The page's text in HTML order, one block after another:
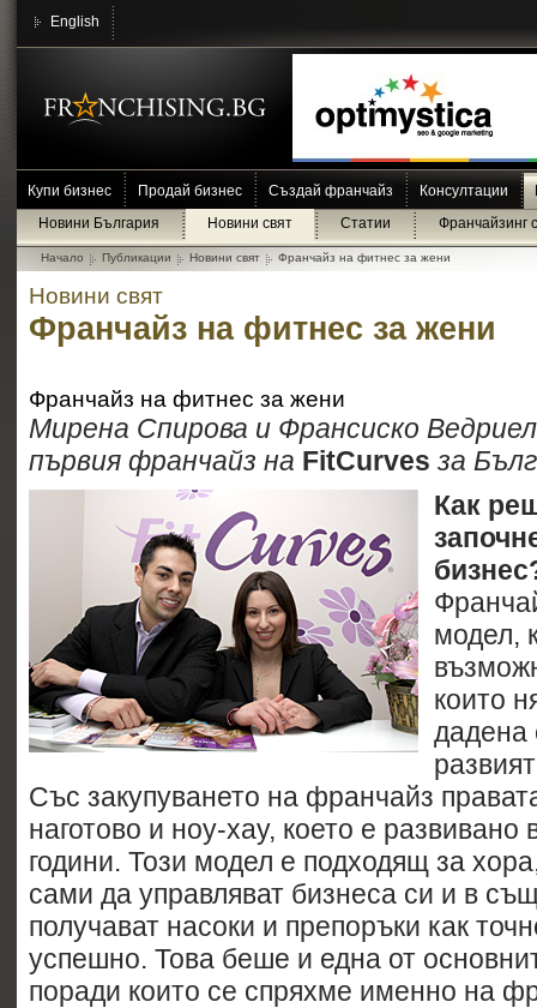
English
Купи бизнес Продай бизнес Създай франчайз Консултации
Новини България
Новини свят Статии Франчайзинг
Начало Публикации Новини свят Франчайз на фитнес за жени
Новини свят
Франчайз на фитнес за жени
Франчайз на фитнес за жени
Мирена Спирова и Франсиско
първия франчайз на FitCurves за
Как
модел,
които
дадена
Със закупуването на франчайз
наготово и ноу-хау, което е
години. Този модел е подходящ за
сами да управляват бизнеса си и в
получават насоки и препоръки как
успешно. Това беше и една от
поради които се спряхме именно на